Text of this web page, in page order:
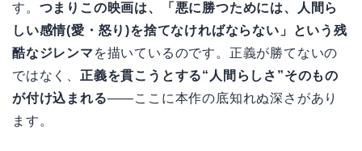
す。 つまりこの映画は、「悪に勝つためには、人間ら
しい感情(愛・怒り)を捨てなければならない」という残
酷なジレンマ を描いているのです。正義が勝てないの
ではなく、 正義を貫こうとする“人間らしさ”そのもの
が付け込まれる——ここに本作の底知れぬ深さがあり
ます。